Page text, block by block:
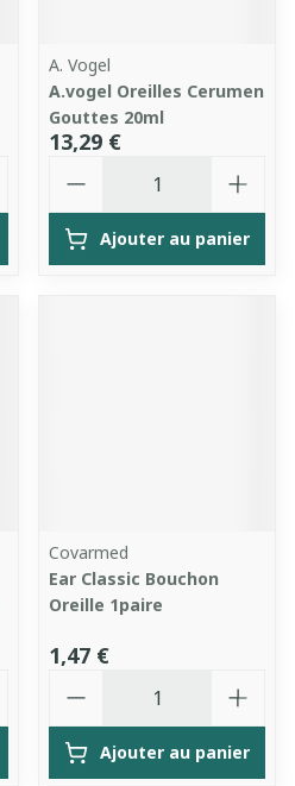
A. Vogel
A.vogel Oreilles Cerumen
Gouttes 20ml
13,29 €
Ajouter au panier
Covarmed
Ear Classic Bouchon
Oreille 1paire
1,47 €
Ajouter au panier